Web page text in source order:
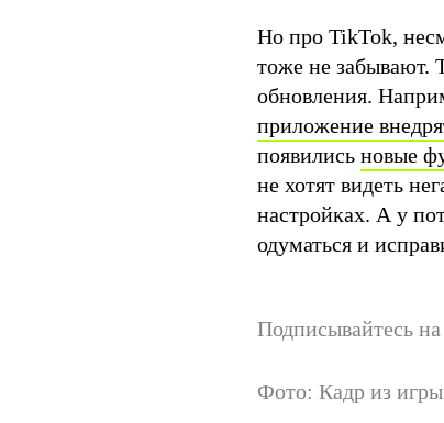
Но про TikTok,
тоже не забывают.
обновления.
приложение
появились новые
не хотят видеть
настройках. А у
одуматься и
Подписывайтесь
Фото: Кадр из